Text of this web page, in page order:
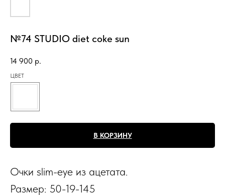
№74 STUDIO diet coke sun
14 900 р.
ЦВЕТ
В КОРЗИНУ
Очки slim-eye из ацетата.
Размер: 50-19-145